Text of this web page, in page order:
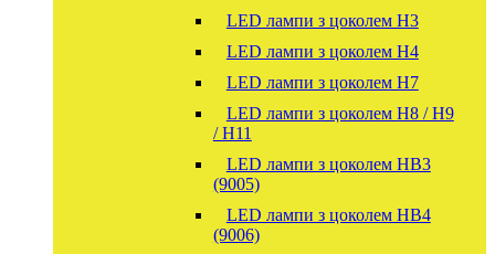
LED лампи з цоколем H3
LED лампи з цоколем H4
LED лампи з цоколем H7
LED лампи з цоколем H8 / H9
/ H11
LED лампи з цоколем HB3
(9005)
LED лампи з цоколем HB4
(9006)